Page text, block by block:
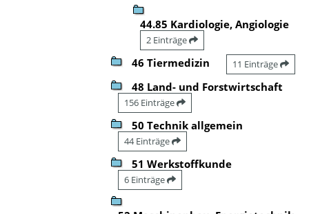
44.85 Kardiologie, Angiologie
2 Einträge
46 Tiermedizin 11 Einträge
48 Land- und Forstwirtschaft
156 Einträge
50 Technik allgemein
44 Einträge
51 Werkstoffkunde
6 Einträge